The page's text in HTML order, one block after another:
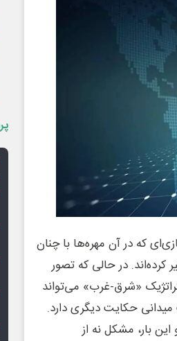
که در آن مهره‌ها با چنان
کرده‌اند. در حالی که تصور
«شرق-غرب» می‌تواند
میدانی حکایت دیگری دارد.
بار، مشکل نه از